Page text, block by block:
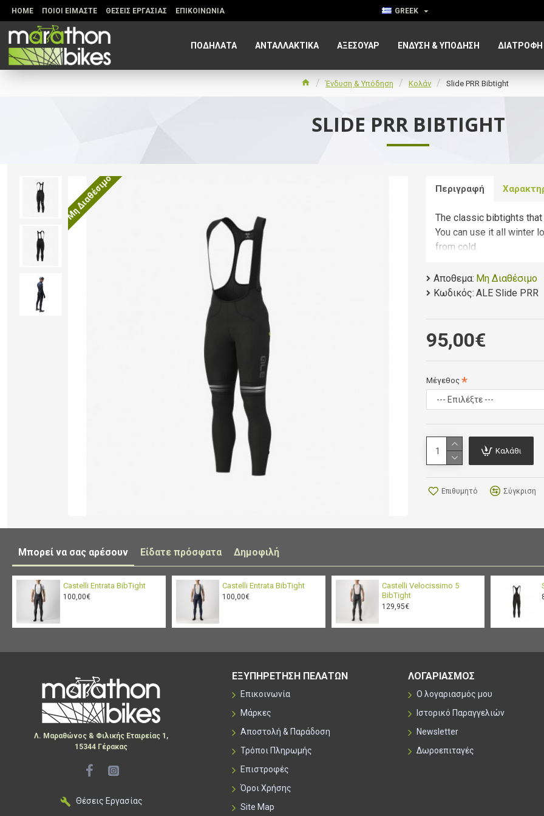
HOME ΠΟΙΟΙ ΕΙΜΑΣΤΕ ΘΕΣΕΙΣ ΕΡΓΑΣΙΑΣ ΕΠΙΚΟΙΝΩΝΙΑ GREEK
ΠΟΔΗΛΑΤΑ ΑΝΤΑΛΛΑΚΤΙΚΑ ΑΞΕΣΟΥΆΡ ΈΝΔΥΣΗ & ΥΠΌΔΗΣΗ ΔΙΑΤΡΟΦΉ
Ένδυση & Υπόδηση Κολάν Slide PRR Bibtight
SLIDE PRR BIBTIGHT
Μη Διαθέσιμο Περιγραφή
The classic bibtights
You can use it all winter
from cold.
Flatlock stitchings
Open Bib
Αποθεμα: Μη Διαθέσιμο
Κωδικός: ALE Slide PRR
95,00€
Μέγεθος
Καλάθι
Επιθυμητό Σύγκριση
Μπορεί να σας αρέσουν Είδατε πρόσφατα Δημοφιλή
Castelli Entrata BibTight
100,00€
Castelli Entrata BibTight
100,00€
Castelli Velocissimo 5
BibTight
129,95€
Λ. Μαραθώνος & Φιλικής Εταιρείας 1,
15344 Γέρακας
Θέσεις Εργασίας
ΕΞΥΠΗΡΕΤΗΣΗ ΠΕΛΑΤΩΝ
Επικοινωνία
Μάρκες
Αποστολή & Παράδοση
Τρόποι Πληρωμής
Επιστροφές
Όροι Χρήσης
Site Map
ΛΟΓΑΡΙΑΣΜΟΣ
Ο λογαριασμός μου
Ιστορικό Παραγγελιών
Newsletter
Δωροεπιταγές